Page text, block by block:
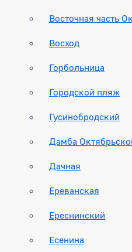
Восточная часть
Восход
Горбольница
Городской пляж
Гусинобродский
Дамба
Дачная
Ереванская
Ереснинский
Есенина